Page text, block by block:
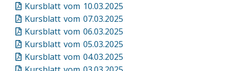
Kursblatt vom 10.03.2025
Kursblatt vom 07.03.2025
Kursblatt vom 06.03.2025
Kursblatt vom 05.03.2025
Kursblatt vom 04.03.2025